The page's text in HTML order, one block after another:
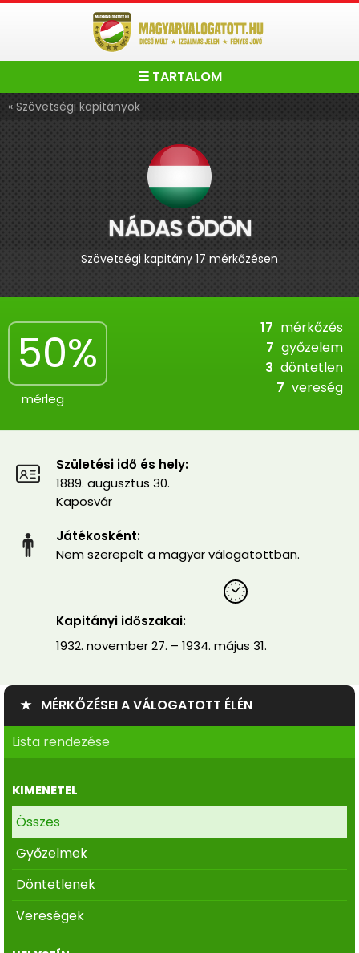
☰ TARTALOM
« Szövetségi kapitányok
NÁDAS ÖDÖN
Szövetségi kapitány 17 mérkőzésen
50%
mérleg
17 mérkőzés
7 győzelem
3 döntetlen
7 vereség
Születési idő és hely:
1889. augusztus 30.
Kaposvár
Játékosként:
Nem szerepelt a magyar válogatottban.
Kapitányi időszakai:
1932. november 27. – 1934. május 31.
★ MÉRKŐZÉSEI A VÁLOGATOTT ÉLÉN
Lista rendezése
KIMENETEL
Összes
Győzelmek
Döntetlenek
Vereségek